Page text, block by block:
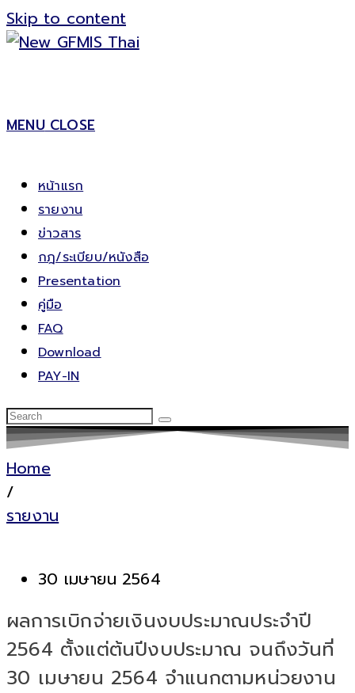
Skip to content
MENU CLOSE
หน้าแรก
รายงาน
ข่าวสาร
กฎ/ระเบียบ/หนังสือ
Presentation
คู่มือ
FAQ
Download
PAY-IN
Home
/
รายงาน
30 เมษายน 2564
ผลการเบิกจ่ายเงินงบประมาณประจำปี
2564 ตั้งแต่ต้นปีงบประมาณ จนถึงวันที่
30 เมษายน 2564 จำแนกตามหน่วยงาน